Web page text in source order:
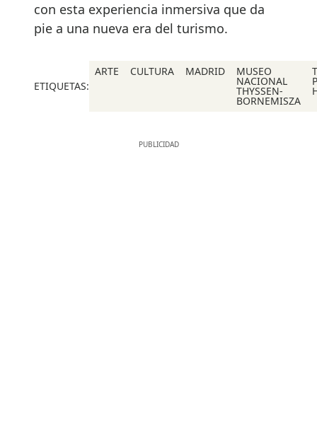
con esta experiencia inmersiva que da
pie a una nueva era del turismo.
ETIQUETAS:
ARTE CULTURA MADRID MUSEO
NACIONAL
THYSSEN-
BORNEMISZA